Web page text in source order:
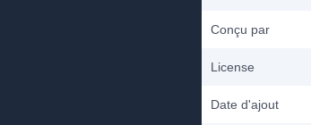
Conçu par
License
Date d'ajout